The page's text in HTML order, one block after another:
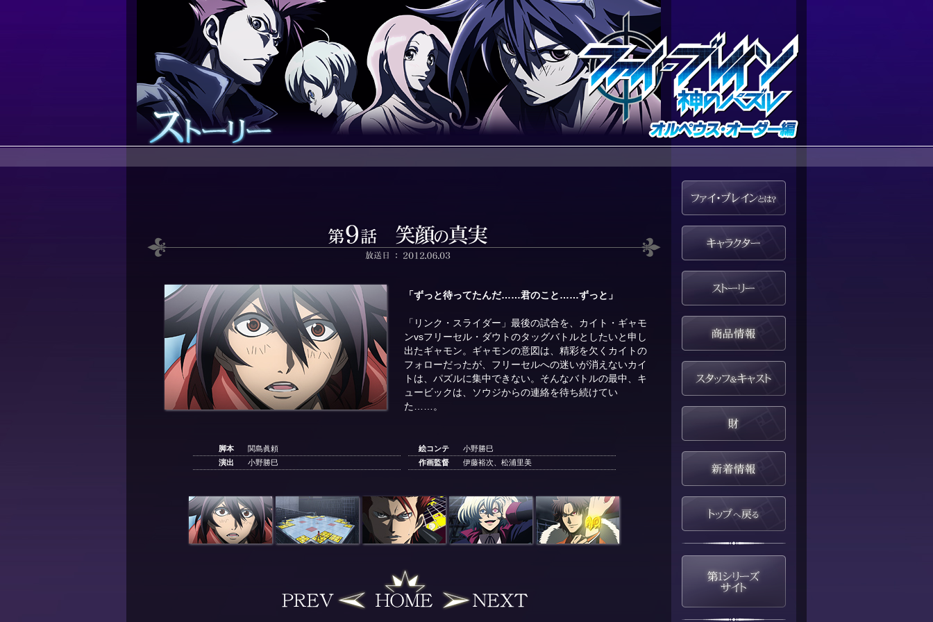
「ずっと待ってたんだ……君のこと……ずっと」
「リンク・スライダー」最後の試合を、カイト・ギャモ
ンvsフリーセル・ダウトのタッグバトルとしたいと申し
出たギャモン。ギャモンの意図は、精彩を欠くカイトの
フォローだったが、フリーセルへの迷いが消えないカイ
トは、パズルに集中できない。そんなバトルの最中、キ
ュービックは、ソウジからの連絡を待ち続けてい
た……。
脚本 関島眞頼 絵コンテ
小野勝巳
演出
小野勝巳 作画監督 伊藤裕次、松浦里美